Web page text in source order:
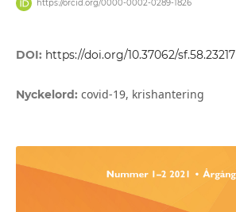
https://orcid.org/0000-0002-0289-1826
DOI: https://doi.org/10.37062/sf.58.23217
Nyckelord: covid-19, krishantering